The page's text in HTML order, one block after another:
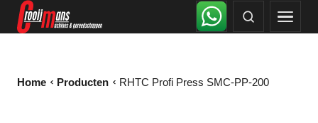
Home Producten RHTC Profi Press SMC-PP-200